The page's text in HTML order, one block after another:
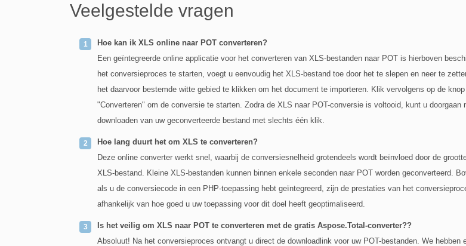
Veelgestelde vragen
Hoe kan ik XLS online naar POT converteren?
Een geïntegreerde online applicatie voor het converteren van XLS-bestanden naar POT is hierboven
het conversieproces te starten, voegt u eenvoudig het XLS-bestand toe door het te slepen en neer te
het daarvoor bestemde witte gebied te klikken om het document te importeren. Klik vervolgens op de knop
"Converteren" om de conversie te starten. Zodra de XLS naar POT-conversie is voltooid, kunt u doorgaan
downloaden van uw geconverteerde bestand met slechts één klik.
Hoe lang duurt het om XLS te converteren?
Deze online converter werkt snel, waarbij de conversiesnelheid grotendeels wordt beïnvloed door de
XLS-bestand. Kleine XLS-bestanden kunnen binnen enkele seconden naar POT worden geconverteerd.
als u de conversiecode in een PHP-toepassing hebt geïntegreerd, zijn de prestaties van het
afhankelijk van hoe goed u uw toepassing voor dit doel heeft geoptimaliseerd.
Is het veilig om XLS naar POT te converteren met de gratis Aspose.Total-converter??
Absoluut! Na het conversieproces ontvangt u direct de downloadlink voor uw POT-bestanden. We hebben